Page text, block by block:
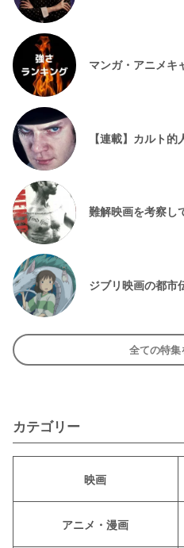
マンガ・アニメキ
【連載】カルト
難解映画を考察し
ジブリ映画の都市
全ての特集
カテゴリー
映画
アニメ・漫画